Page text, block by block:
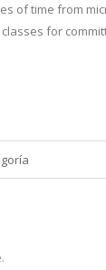
of time from
for